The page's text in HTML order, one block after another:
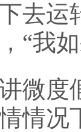
去运
“我
度
情